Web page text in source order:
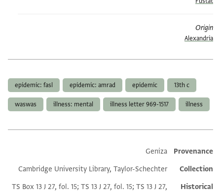
Origin
Alexandria
13th c
epidemic
epidemic: amrad
epidemic: fasl
illness
illness letter 969-1517
illness: mental
waswas
Additional metadata
Provenance
Geniza
Collection
Cambridge University Library, Taylor-Schechter
Historical
TS Box 13 J 27, fol. 15; TS 13 J 27, fol. 15; TS 13 J 27,